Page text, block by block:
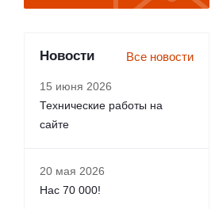
Новости Все новости
15 июня 2026
Технические работы на
сайте
20 мая 2026
Нас 70 000!